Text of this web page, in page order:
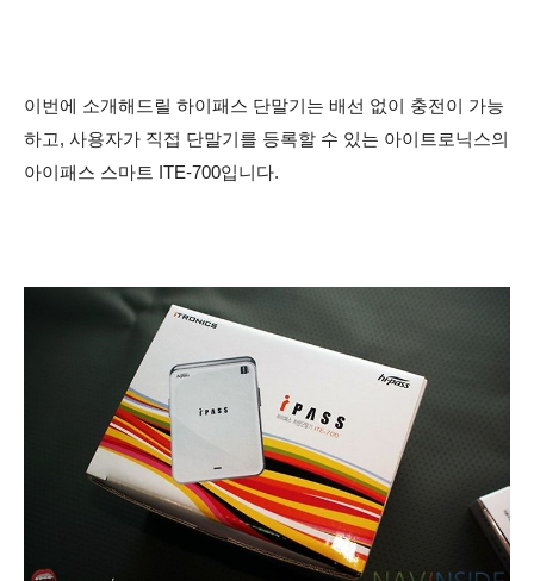
이번에 소개해드릴 하이패스 단말기는 배선 없이 충전이 가능
하고, 사용자가 직접 단말기를 등록할 수 있는 아이트로닉스의
아이패스 스마트 ITE-700입니다.